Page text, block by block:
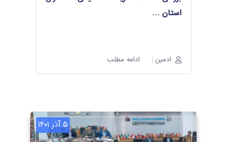
استان …
ادمین ادامه مطلب
۵ آذر ۱۴۰۱